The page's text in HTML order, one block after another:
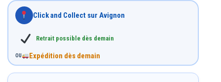
Click and Collect sur Avignon
Retrait possible dès demain
OU Expédition dès demain